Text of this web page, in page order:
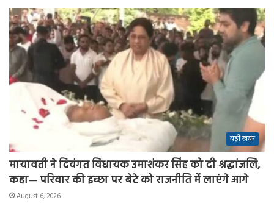
बड़ी खबर
मायावती ने दिवंगत विधायक उमाशंकर सिंह को दी श्रद्धांजलि,
कहा— परिवार की इच्छा पर बेटे को राजनीति में लाएंगे आगे
August 6, 2026